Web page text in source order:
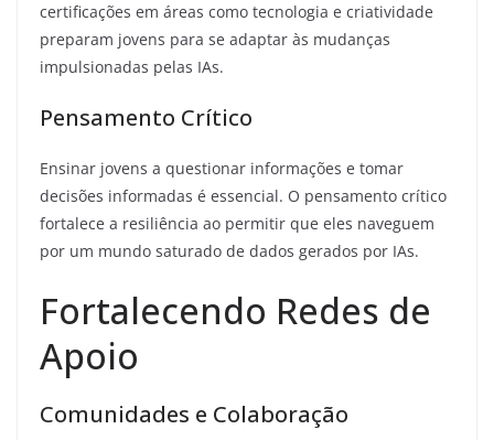
certificações em áreas como tecnologia e criatividade
preparam jovens para se adaptar às mudanças
impulsionadas pelas IAs.
Pensamento Crítico
Ensinar jovens a questionar informações e tomar
decisões informadas é essencial. O pensamento crítico
fortalece a resiliência ao permitir que eles naveguem
por um mundo saturado de dados gerados por IAs.
Fortalecendo Redes de
Apoio
Comunidades e Colaboração